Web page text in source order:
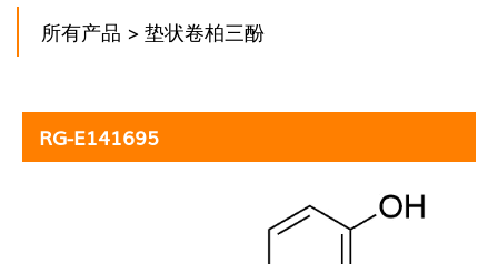
所有产品 > 垫状卷柏三酚
RG-E141695